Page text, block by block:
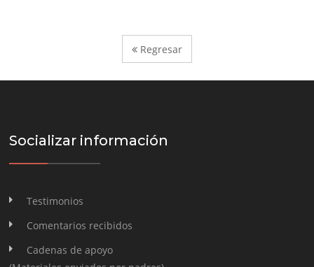
Regresar
Socializar información
Testimonios
Comentarios recibidos
Cadenas de apoyo